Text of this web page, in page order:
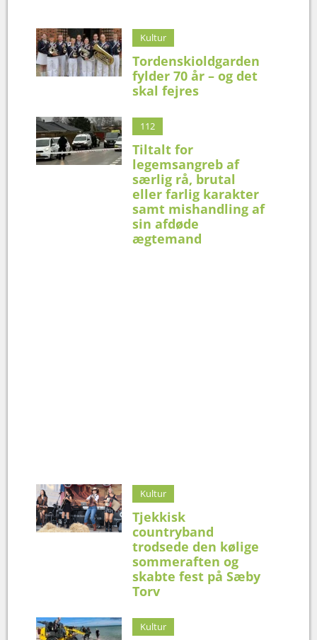
Kultur
Tordenskioldgarden
fylder 70 år – og det
skal fejres
112
Tiltalt for
legemsangreb af
særlig rå, brutal
eller farlig karakter
samt mishandling af
sin afdøde
ægtemand
Kultur
Tjekkisk
countryband
trodsede den kølige
sommeraften og
skabte fest på Sæby
Torv
Kultur